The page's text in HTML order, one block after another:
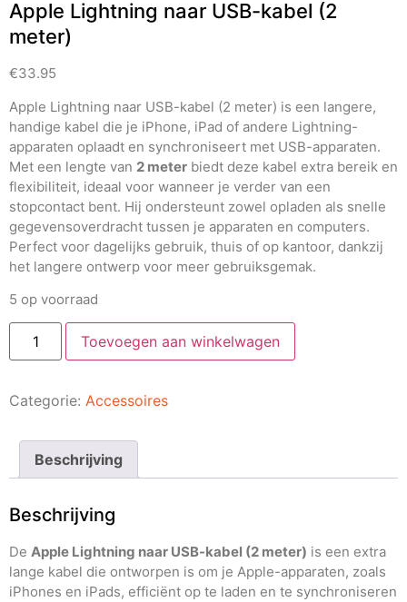
Apple Lightning naar USB-kabel (2
meter)
€33.95
Apple Lightning naar USB-kabel (2 meter) is een langere,
handige kabel die je iPhone, iPad of andere Lightning-
apparaten oplaadt en synchroniseert met USB-apparaten.
Met een lengte van 2 meter biedt deze kabel extra bereik en
flexibiliteit, ideaal voor wanneer je verder van een
stopcontact bent. Hij ondersteunt zowel opladen als snelle
gegevensoverdracht tussen je apparaten en computers.
Perfect voor dagelijks gebruik, thuis of op kantoor, dankzij
het langere ontwerp voor meer gebruiksgemak.
5 op voorraad
Toevoegen aan winkelwagen
Categorie: Accessoires
Beschrijving
Beschrijving
De Apple Lightning naar USB-kabel (2 meter) is een extra
lange kabel die ontworpen is om je Apple-apparaten, zoals
iPhones en iPads, efficiënt op te laden en te synchroniseren